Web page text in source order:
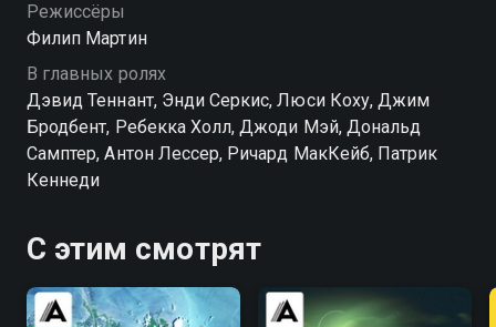
Режиссёры
Филип Мартин
В главных ролях
Дэвид Теннант, Энди Серкис, Люси Коху, Джим
Бродбент, Ребекка Холл, Джоди Мэй, Дональд
Самптер, Антон Лессер, Ричард МакКейб, Патрик
Кеннеди
С этим смотрят